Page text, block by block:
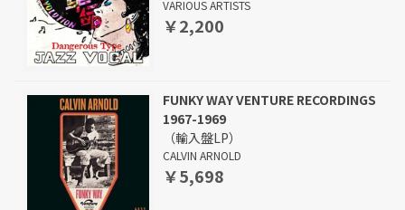
VARIOUS ARTISTS
￥2,200
FUNKY WAY VENTURE RECORDINGS
1967-1969
（輸入盤LP）
CALVIN ARNOLD
￥5,698